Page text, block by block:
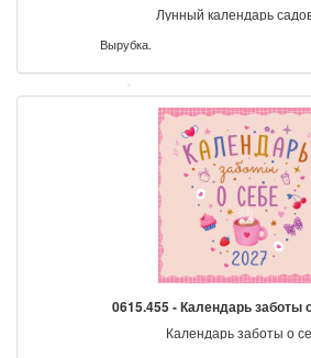
Лунный календарь
Вырубка.
0615.455 - Календарь заботы
Календарь заботы о